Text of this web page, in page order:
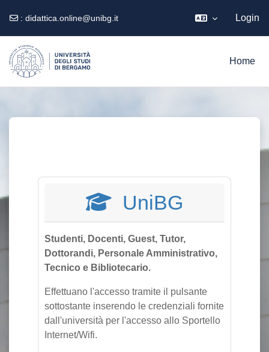
: didattica.online@unibg.it Login
Home
UniBG
Studenti, Docenti, Guest, Tutor,
Dottorandi, Personale Amministrativo,
Tecnico e Bibliotecario.
Effettuano l'accesso tramite il pulsante
sottostante inserendo le credenziali fornite
dall'università per l'accesso allo Sportello
Internet/Wifi.